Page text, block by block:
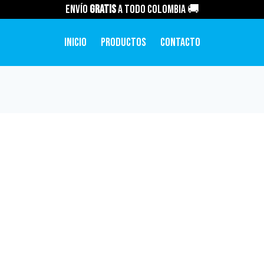
Envío GRATISa todo Colombia 🚚
Inicio Productos Contacto